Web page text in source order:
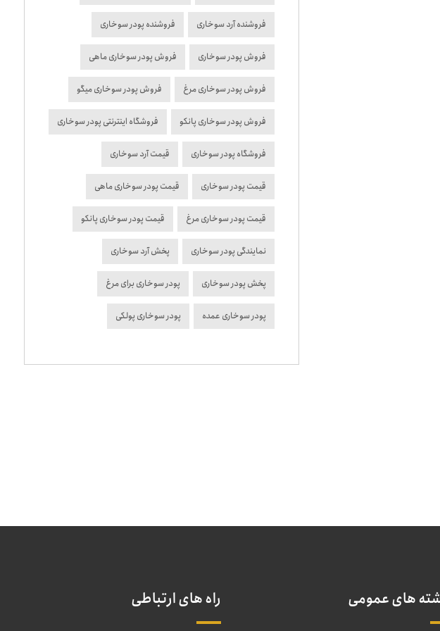
فروشنده آرد سوخاری فروشنده پودر سوخاری
فروش پودر سوخاری فروش پودر سوخاری ماهی
فروش پودر سوخاری مرغ فروش پودر سوخاری میگو
فروش پودر سوخاری پانکو فروشگاه اینترنتی پودر سوخاری
فروشگاه پودر سوخاری قیمت آرد سوخاری
قیمت پودر سوخاری قیمت پودر سوخاری ماهی
قیمت پودر سوخاری مرغ قیمت پودر سوخاری پانکو
نمایندگی پودر سوخاری پخش آرد سوخاری
پخش پودر سوخاری پودر سوخاری برای مرغ
پودر سوخاری عمده پودر سوخاری پولکی
های عمومی راه های ارتباطی